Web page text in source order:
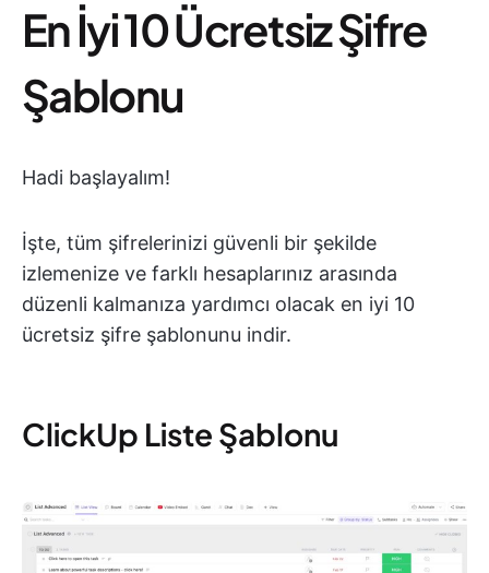
En İyi 10 Ücretsiz Şifre
Şablonu
Hadi başlayalım!
İşte, tüm şifrelerinizi güvenli bir şekilde
izlemenize ve farklı hesaplarınız arasında
düzenli kalmanıza yardımcı olacak en iyi 10
ücretsiz şifre şablonunu indir.
ClickUp Liste Şablonu